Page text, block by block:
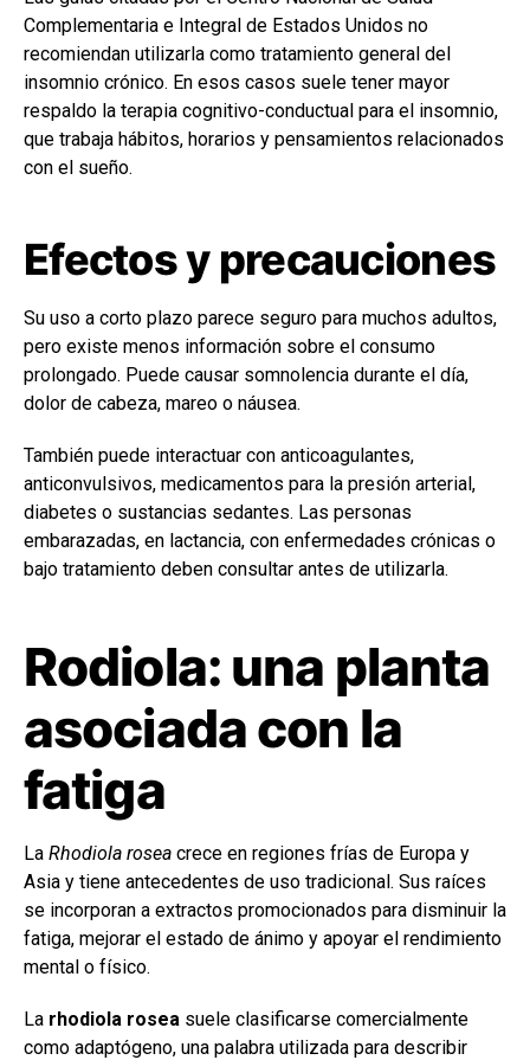
Complementaria e Integral de Estados Unidos no
recomiendan utilizarla como tratamiento general del
insomnio crónico. En esos casos suele tener mayor
respaldo la terapia cognitivo-conductual para el insomnio,
que trabaja hábitos, horarios y pensamientos relacionados
con el sueño.
Efectos y precauciones
Su uso a corto plazo parece seguro para muchos adultos,
pero existe menos información sobre el consumo
prolongado. Puede causar somnolencia durante el día,
dolor de cabeza, mareo o náusea.
También puede interactuar con anticoagulantes,
anticonvulsivos, medicamentos para la presión arterial,
diabetes o sustancias sedantes. Las personas
embarazadas, en lactancia, con enfermedades crónicas o
bajo tratamiento deben consultar antes de utilizarla.
Rodiola: una planta
asociada con la
fatiga
La Rhodiola rosea crece en regiones frías de Europa y
Asia y tiene antecedentes de uso tradicional. Sus raíces
se incorporan a extractos promocionados para disminuir la
fatiga, mejorar el estado de ánimo y apoyar el rendimiento
mental o físico.
La rhodiola rosea suele clasificarse comercialmente
como adaptógeno, una palabra utilizada para describir